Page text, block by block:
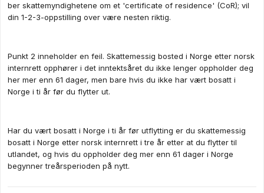
ber skattemyndighetene om et 'certificate of residence' (CoR); vil
din 1-2-3-oppstilling over være nesten riktig.
Punkt 2 inneholder en feil. Skattemessig bosted i Norge etter norsk
internrett opphører i det inntektsåret du ikke lenger oppholder deg
her mer enn 61 dager, men bare hvis du ikke har vært bosatt i
Norge i ti år før du flytter ut.
Har du vært bosatt i Norge i ti år før utflytting er du skattemessig
bosatt i Norge etter norsk internrett i tre år etter at du flytter til
utlandet, og hvis du oppholder deg mer enn 61 dager i Norge
begynner treårsperioden på nytt.